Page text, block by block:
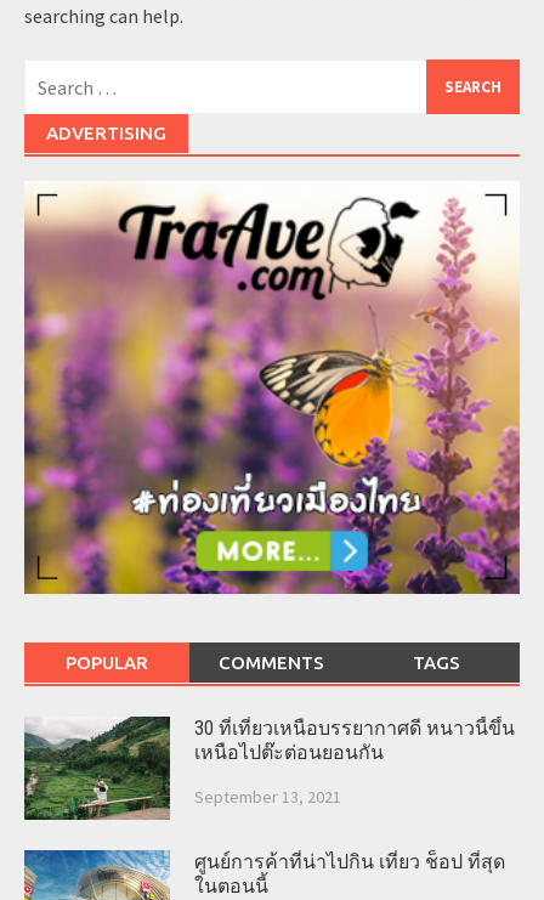
searching can help.
ADVERTISING
POPULAR COMMENTS TAGS
30 ที่เที่ยวเหนือบรรยากาศดี หนาวนี้ขึ้น
เหนือไปต๊ะต่อนยอนกัน
September 13, 2021
ศูนย์การค้าที่น่าไปกิน เที่ยว ช็อป ที่สุด
ในตอนนี้